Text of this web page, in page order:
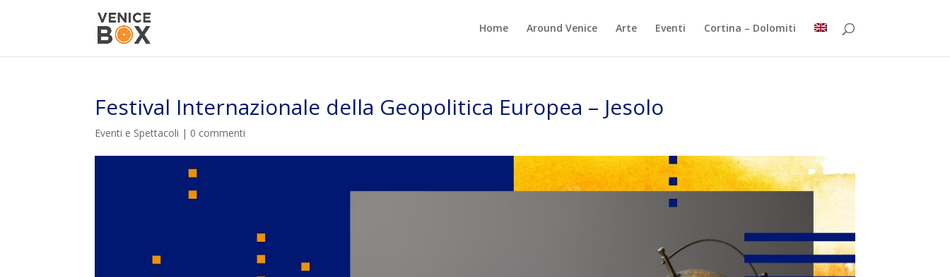
Home Around Venice Arte Eventi Cortina – Dolomiti
Festival Internazionale della Geopolitica Europea – Jesolo
Eventi e Spettacoli | 0 commenti